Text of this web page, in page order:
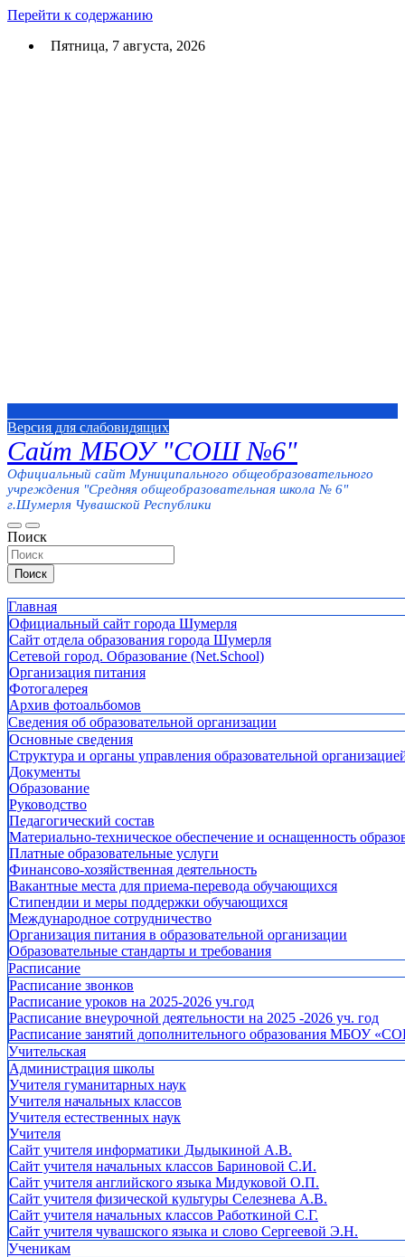
Перейти к содержанию
Пятница, 7 августа, 2026
Версия для слабовидящих
Сайт МБОУ "СОШ №6"
Официальный сайт Муниципального общеобразовательного
учреждения "Средняя общеобразовательная школа № 6"
г.Шумерля Чувашской Республики
Поиск
Поиск
Главная
Официальный сайт города Шумерля
Сайт отдела образования города Шумерля
Сетевой город. Образование (Net.School)
Организация питания
Фотогалерея
Архив фотоальбомов
Сведения об образовательной организации
Основные сведения
Структура и органы управления образовательной
Документы
Образование
Руководство
Педагогический состав
Материально-техническое обеспечение и оснащенность
Платные образовательные услуги
Финансово-хозяйственная деятельность
Вакантные места для приема-перевода обучающихся
Стипендии и меры поддержки обучающихся
Международное сотрудничество
Организация питания в образовательной организации
Образовательные стандарты и требования
Расписание
Расписание звонков
Расписание уроков на 2025-2026 уч.год
Расписание внеурочной деятельности на 2025 -2026 уч. год
Расписание занятий дополнительного образования МБОУ
Учительская
Администрация школы
Учителя гуманитарных наук
Учителя начальных классов
Учителя естественных наук
Учителя
Cайт учителя информатики Дыдыкиной А.В.
Сайт учителя начальных классов Бариновой С.И.
Сайт учителя английского языка Мидуковой О.П.
Сайт учителя физической культуры Селезнева А.В.
Сайт учителя начальных классов Работкиной С.Г.
Сайт учителя чувашского языка и слово Сергеевой Э.Н.
Ученикам